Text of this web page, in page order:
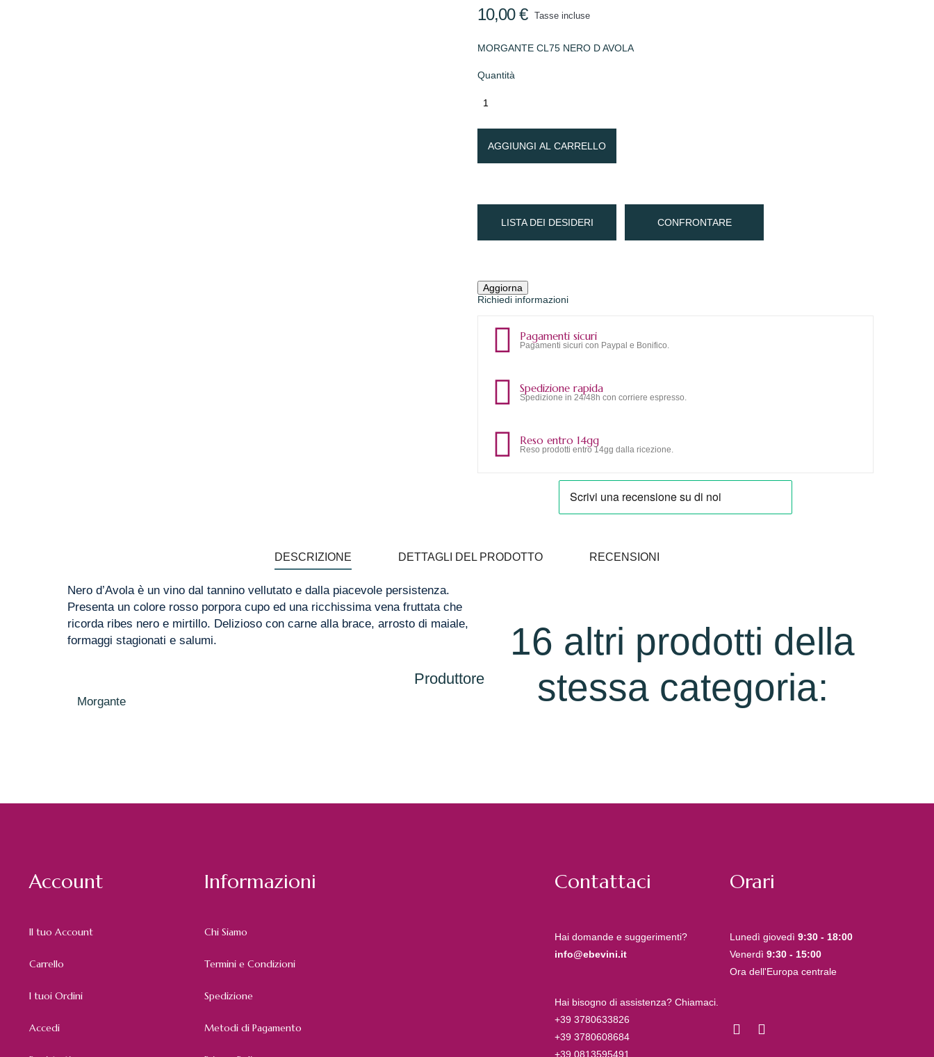
10,00 € Tasse incluse
MORGANTE CL75 NERO D AVOLA
Quantità
AGGIUNGI AL CARRELLO
LISTA DEI DESIDERI CONFRONTARE
Richiedi informazioni
Pagamenti sicuri
Pagamenti sicuri con Paypal e Bonifico.
Spedizione rapida
Spedizione in 24/48h con corriere espresso.
Reso entro 14gg
Reso prodotti entro 14gg dalla ricezione.
DESCRIZIONE DETTAGLI DEL PRODOTTO RECENSIONI
Nero d’Avola è un vino dal tannino vellutato e dalla piacevole persistenza.
Presenta un colore rosso porpora cupo ed una ricchissima vena fruttata che
ricorda ribes nero e mirtillo. Delizioso con carne alla brace, arrosto di maiale,
formaggi stagionati e salumi.
Produttore
Morgante
16 altri prodotti della
stessa categoria:
Account
Il tuo Account
Carrello
I tuoi Ordini
Accedi
Informazioni
Chi Siamo
Termini e Condizioni
Spedizione
Metodi di Pagamento
Contattaci
Hai domande e suggerimenti?
info@ebevini.it
Hai bisogno di assistenza? Chiamaci.
+39 3780633826
+39 3780608684
+39 0813595491
Orari
Lunedì giovedì 9:30 - 18:00
Venerdì 9:30 - 15:00
Ora dell'Europa centrale